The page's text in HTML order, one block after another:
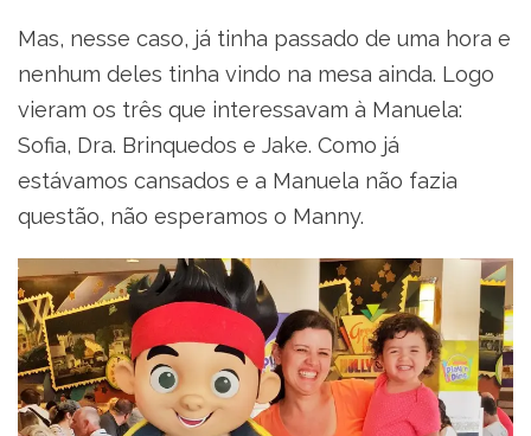
Mas, nesse caso, já tinha passado de uma hora e
nenhum deles tinha vindo na mesa ainda. Logo
vieram os três que interessavam à Manuela:
Sofia, Dra. Brinquedos e Jake. Como já
estávamos cansados e a Manuela não fazia
questão, não esperamos o Manny.